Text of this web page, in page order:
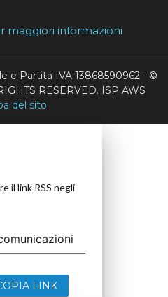
maggiori informazioni
e Partita IVA 13868590962 - ©
RESERVED. ISP AWS
del sito
il link RSS negli
LINK